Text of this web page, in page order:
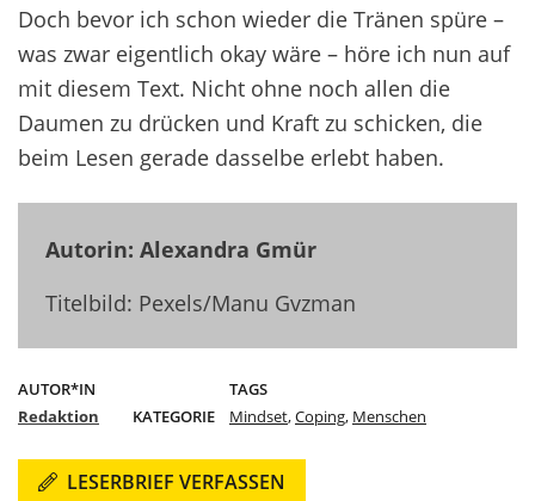
Doch bevor ich schon wieder die Tränen spüre –
was zwar eigentlich okay wäre – höre ich nun auf
mit diesem Text. Nicht ohne noch allen die
Daumen zu drücken und Kraft zu schicken, die
beim Lesen gerade dasselbe erlebt haben.
Autorin: Alexandra Gmür
Titelbild: Pexels/Manu Gvzman
AUTOR*IN
Redaktion
KATEGORIE
TAGS
Mindset,Coping, Menschen
LESERBRIEF VERFASSEN